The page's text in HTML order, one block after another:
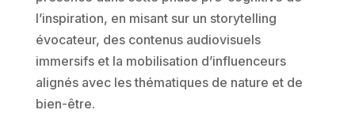
l’inspiration, en misant sur un storytelling
évocateur, des contenus audiovisuels
immersifs et la mobilisation d’influenceurs
alignés avec les thématiques de nature et de
bien-être.